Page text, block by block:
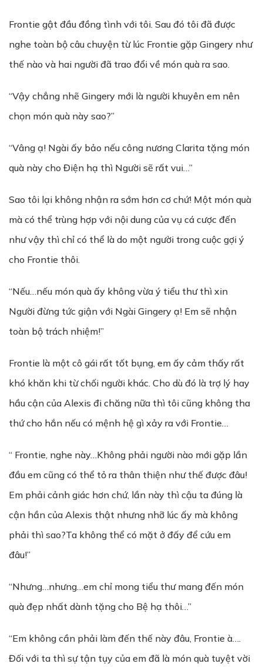
Frontie gật đầu đồng tình với tôi. Sau đó tôi đã được
nghe toàn bộ câu chuyện từ lúc Frontie gặp Gingery như
thế nào và hai người đã trao đổi về món quà ra sao.
“Vậy chẳng nhẽ Gingery mới là người khuyên em nên
chọn món quà này sao?”
“Vâng ạ! Ngài ấy bảo nếu công nương Clarita tặng món
quà này cho Điện hạ thì Người sẽ rất vui…”
Sao tôi lại không nhận ra sớm hơn cơ chứ! Một món quà
mà có thể trùng hợp với nội dung của vụ cá cược đến
như vậy thì chỉ có thể là do một người trong cuộc gợi ý
cho Frontie thôi.
“Nếu…nếu món quà ấy không vừa ý tiểu thư thì xin
Người đừng tức giận với Ngài Gingery ạ! Em sẽ nhận
toàn bộ trách nhiệm!”
Frontie là một cô gái rất tốt bụng, em ấy cảm thấy rất
khó khăn khi từ chối người khác. Cho dù đó là trợ lý hay
hầu cận của Alexis đi chăng nữa thì tôi cũng không tha
thứ cho hắn nếu có mệnh hệ gì xảy ra với Frontie…
“ Frontie, nghe này…Không phải người nào mới gặp lần
đầu em cũng có thể tỏ ra thân thiện như thế được đâu!
Em phải cảnh giác hơn chứ, lần này thì cậu ta đúng là
cận hần của Alexis thật nhưng nhỡ lúc ấy mà không
phải thì sao?Ta không thể có mặt ở đấy để cứu em
đâu!”
“Nhưng…nhưng…em chỉ mong tiểu thư mang đến món
quà đẹp nhất dành tặng cho Bệ hạ thôi…”
“Em không cần phải làm đến thế này đâu, Frontie à….
Đối với ta thì sự tận tụy của em đã là món quà tuyệt vời